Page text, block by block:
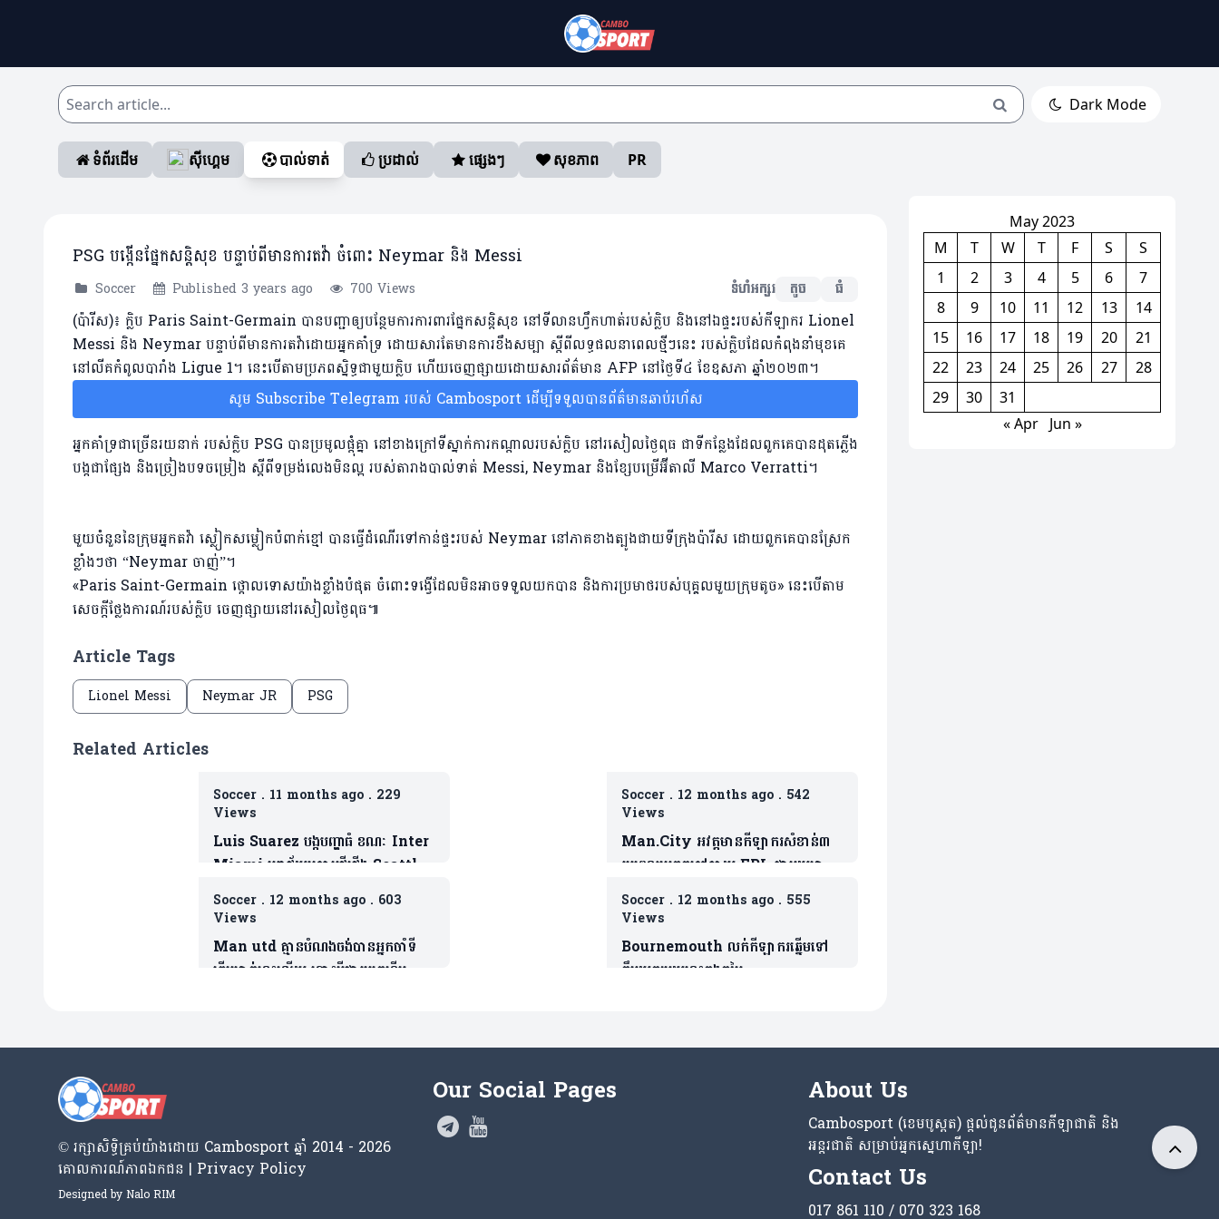
Dark Mode
ទំព័រដើម ស៊ីហ្គេម បាល់ទាត់ ប្រដាល់ ផ្សេងៗ សុខភាព PR
PSG បង្កើនផ្នែកសន្តិសុខ បន្ទាប់ពីមានការតវ៉ា ចំពោះ Neymar និង Messi
Soccer Published 3 years ago 700 Views ទំហំអក្សរ តូច ធំ
(ប៉ារីស)៖ ក្លិប Paris Saint-Germain បានបញ្ជាឲ្យបន្ថែមការការពារផ្នែកសន្តិសុខ នៅទីលានហ្វឹកហាត់របស់ក្លិប និងនៅឯផ្ទះរបស់កីឡាករ Lionel
Messi និង Neymar បន្ទាប់ពីមានការតវ៉ាដោយអ្នកគាំទ្រ ដោយសារតែមានការខឹងសម្បា ស្តីពីលទ្ធផលនាពេលថ្មីៗនេះ របស់ក្លិបដែលកំពុងនាំមុខគេ
នៅលីគកំពូលបារាំង Ligue 1។ នេះបើតាមប្រភពស្និទ្ធជាមួយក្លិប ហើយចេញផ្សាយដោយសារព័ត៌មាន AFP នៅថ្ងៃទី៤ ខែឧសភា ឆ្នាំ២០២៣។
សូម Subscribe Telegram របស់ Cambosport ដើម្បីទទួលបានព័ត៌មានឆាប់រហ័ស
អ្នកគាំទ្រជាច្រើនរយនាក់ របស់ក្លិប PSG បានប្រមូលផ្តុំគ្នា នៅខាងក្រៅទីស្នាក់ការកណ្តាលរបស់ក្លិប នៅរសៀលថ្ងៃពុធ ជាទីកន្លែងដែលពួកគេបានដុតភ្លើង
បង្កជាផ្សែង និងច្រៀងបទចម្រៀង ស្តីពីទម្រង់លេងមិនល្អ របស់តារាងបាល់ទាត់ Messi, Neymar និងខ្សែបម្រើអ៊ីតាលី Marco Verratti។
មួយចំនួននៃក្រុមអ្នកតវ៉ា ស្លៀកសម្លៀកបំពាក់ខ្មៅ បានធ្វើដំណើរទៅកាន់ផ្ទះរបស់ Neymar នៅភាគខាងត្បូងជាយទីក្រុងប៉ារីស ដោយពួកគេបានស្រែក
ខ្លាំងៗថា “Neymar ចាញ់”។
«Paris Saint-Germain ថ្កោលទោសយ៉ាងខ្លាំងបំផុត ចំពោះទង្វើដែលមិនអាចទទួលយកបាន និងការប្រមាថរបស់បុគ្គលមួយក្រុមតូច» នេះបើតាម
សេចក្តីថ្លែងការណ៍របស់ក្លិប ចេញផ្សាយនៅរសៀលថ្ងៃពុធ៕
Article Tags
Lionel Messi Neymar JR PSG
Related Articles
Soccer. 11 months ago. 229
Views
Luis Suarez បង្កបញ្ហាធំ ខណៈ Inter
Miami បរាជ័យក្រោមថ្វីជើង Seattle
Sounders ព្រឹត្តការណ៍ Leagues
Cup ផ្តាច់ព្រ័ត្រ(មាន១វីដេអូ)
Soccer. 12 months ago. 542
Views
Man.City អវត្តមានកីឡាករសំខាន់៣
រូបពេលប្រកួតកៅឆាយ EPL ជាមួយម្ចាស់
ផ្ទះ Wolver
Soccer. 12 months ago. 603
Views
Man utd គ្មានបំណងចង់បានអ្នកចាំទី
ឆ្នើមម្នាក់នេះឡើយ ទោះបីជារូបគេទើប
Soccer. 12 months ago. 555
Views
Bournemouth លក់កីឡាករឆ្នើមទៅ
ក្លឹបយក្សមួយនេះក្នុងតម្លៃ
May 2023
M
T W T F S
S
1
2 3 4 5 6
7
8
9 10 11 12 13
14
15
16 17 18 19 20
21
22
23 24 25 26 27
28
29
30
31
« Apr
Jun »
© រក្សា​សិទ្ធិ​គ្រប់​យ៉ាង​ដោយ​ Cambosport ឆ្នាំ 2014 - 2026
គោលការណ៍​ភាព​ឯកជន | Privacy Policy
Designed by Nalo RIM
Our Social Pages About Us
Cambosport (ខេមបូស្ពត) ផ្តល់ជូនព័ត៌មានកីឡាជាតិ និង
អន្តរជាតិ សម្រាប់អ្នកស្នេហាកីឡា!
Contact Us
017 861 110 / 070 323 168